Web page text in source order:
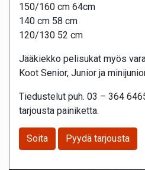
150/160 cm 64cm
140 cm 58 cm
120/130 52 cm
Jääkiekko pelisukat myös
Koot Senior, Junior ja
Tiedustelut puh. 03 – 364
tarjousta painiketta.
Soita Pyydä tarjousta